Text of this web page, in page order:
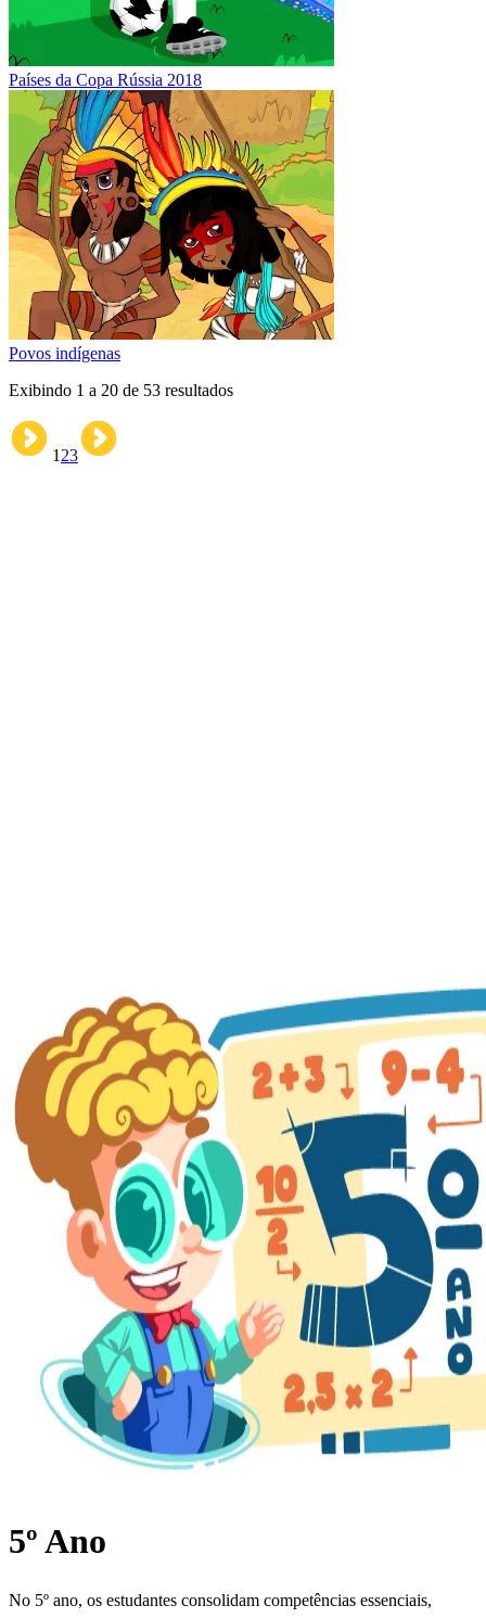
Países da Copa Rússia 2018
Povos indígenas
Exibindo 1 a 20 de 53 resultados
1 23
5º Ano
No 5º ano, os estudantes consolidam competências essenciais,